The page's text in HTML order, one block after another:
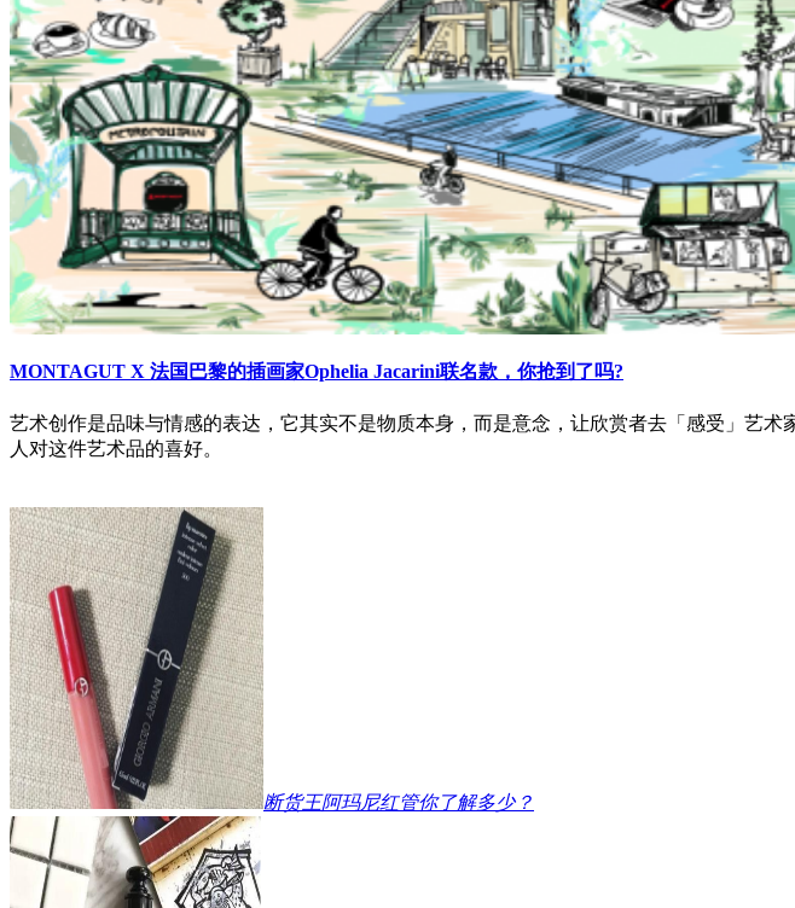
MONTAGUT X 法国巴黎的插画家Ophelia Jacarini联名款，你抢到了吗?
艺术创作是品味与情感的表达，它其实不是物质本身，而是意念，让欣赏者去「感受」艺
人对这件艺术品的喜好。
断货王阿玛尼红管你了解多少？